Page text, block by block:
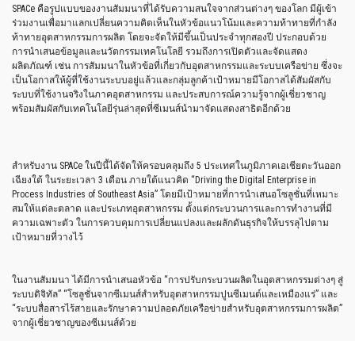
SPACe คือรูปแบบของงานสัมมนาที่ได้รับความสนใจจากส่วนต่างๆ ของโลก มีผู้เข้า
ร่วมงานเพื่อมาแลกเปลี่ยนความคิดเห็นในหัวข้อแนวโน้มและความท้าทายที่กำลัง
ท้าทายอุตสาหกรรมการผลิต โดยจะจัดให้มีขึ้นเป็นประจำทุกสองปี ประกอบด้วย
การนำเสนอข้อมูลและนวัตกรรมเทคโนโลยี รวมถึงการเปิดตัวและจัดแสดง
ผลิตภัณฑ์ เช่น การสัมมนาในหัวข้อที่เกี่ยวกับอุตสาหกรรมและระบบเครือข่าย ซึ่งจะ
เป็นโอกาสให้ผู้ที่ใช้งานระบบอยู่แล้วและกลุ่มลูกค้าเป้าหมายมีโอกาสได้สัมผัสกับ
ระบบที่ใช้งานจริงในภาคอุตสาหกรรม และประสบการณ์ความรู้จากผู้เชี่ยวชาญ
พร้อมสัมผัสกับเทคโนโลยีรุ่นล่าสุดที่ซีเมนส์นำมาจัดแสดงสาธิตอีกด้วย
สำหรับงาน SPACe ในปีนี้ได้จัดให้ครอบคลุมถึง 5 ประเทศในภูมิภาคเอเชียตะวันออก
เฉียงใต้ ในระยะเวลา 3 เดือน ภายใต้แนวคิด “Driving the Digital Enterprise in
Process Industries of Southeast Asia” โดยมีเป้าหมายที่การนำเสนอโซลูชั่นที่เหมาะ
สมให้แต่ละตลาด และประเภทอุตสาหกรรม ตั้งแต่กระบวนการและการทำงานที่มี
ความเฉพาะตัว ในการควบคุมการเปลี่ยนแปลงและผลักดันธุรกิจให้บรรลุไปตาม
เป้าหมายที่วางไว้
ในงานสัมมนา ได้มีการนำเสนอหัวข้อ “การปรับกระบวนผลิตในอุตสาหกรรมต่างๆ สู่
ระบบดิจิทัล” “โซลูชั่นจากซีเมนส์สำหรับอุตสาหกรรมปูนซีเมนต์และเหมืองแร่” และ
“ระบบสื่อสารไร้สายและรักษาความปลอดภัยเครือข่ายสำหรับอุตสาหกรรมการผลิต”
จากผู้เชี่ยวชาญของซีเมนส์ด้วย